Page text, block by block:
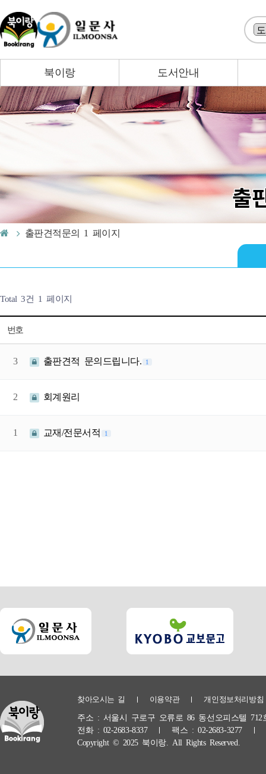
북이랑 도서안내
출판견적문의 1 페이지
Total 3건 1 페이지
번호
3 출판견적 문의드립니다. 1
2 회계원리
1 교재/전문서적 1
찾아오시는 길 이용약관 개인정보처리방침
주소 : 서울시 구로구 오류로 86 동선오피스텔 712
전화 : 02-2683-8337 팩스 : 02-2683-3277
Copyright © 2025 북이랑. All Rights Reserved.